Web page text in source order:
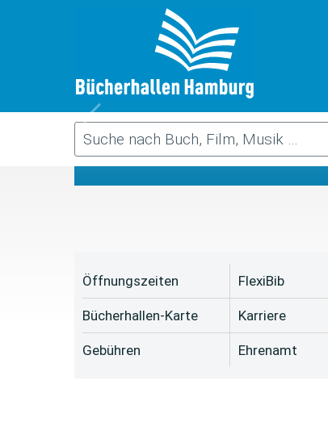
Öffnungszeiten
Bücherhallen-Karte
Gebühren
FlexiBib
Karriere
Ehrenamt